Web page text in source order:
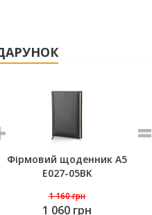
Фірмовий щоденник A5
E027-05BK
1 160грн
1 060 грн